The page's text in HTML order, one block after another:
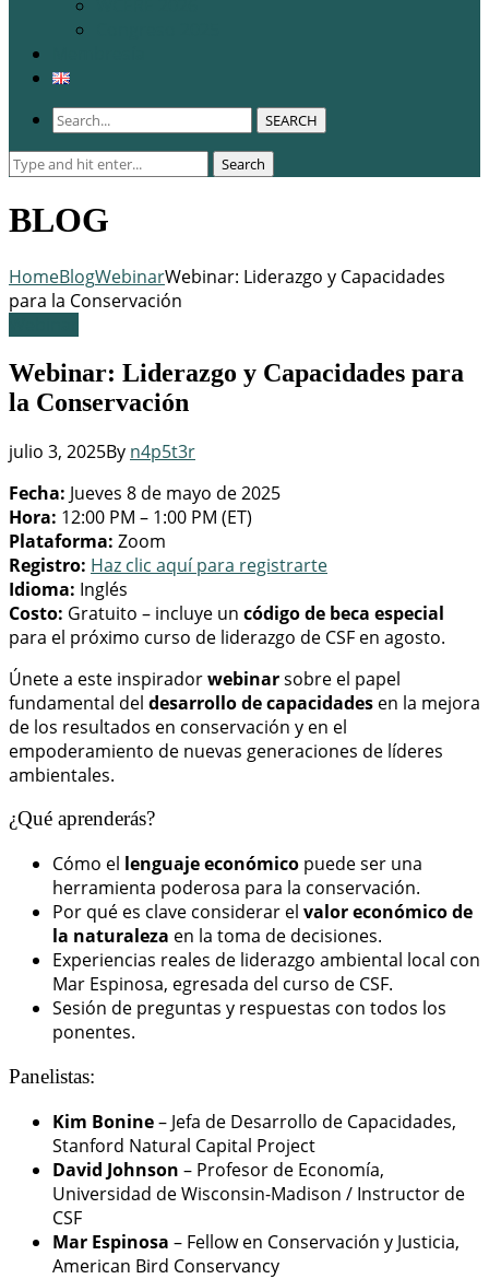
SEARCH
Search
Search
BLOG
HomeBlogWebinarWebinar: Liderazgo y Capacidades
para la Conservación
Webinar: Liderazgo y Capacidades para
la Conservación
julio 3, 2025By n4p5t3r
Fecha: Jueves 8 de mayo de 2025
Hora: 12:00 PM – 1:00 PM (ET)
Plataforma: Zoom
Registro: Haz clic aquí para registrarte
Idioma: Inglés
Costo: Gratuito – incluye un código de beca especial
para el próximo curso de liderazgo de CSF en agosto.
Únete a este inspiradorwebinarsobre el papel
fundamental del desarrollo de capacidades en la mejora
de los resultados en conservación y en el
empoderamiento de nuevas generaciones de líderes
ambientales.
¿Qué aprenderás?
Cómo el lenguaje económico puede ser una
herramienta poderosa para la conservación.
Por qué es clave considerar el valor económico de
la naturaleza en la toma de decisiones.
Experiencias reales de liderazgo ambiental local con
Mar Espinosa, egresada del curso de CSF.
Sesión de preguntas y respuestas con todos los
ponentes.
Panelistas:
Kim Bonine– Jefa de Desarrollo de Capacidades,
Stanford Natural Capital Project
David Johnson – Profesor de Economía,
Universidad de Wisconsin-Madison / Instructor de
CSF
Mar Espinosa – Fellow en Conservación y Justicia,
American Bird Conservancy